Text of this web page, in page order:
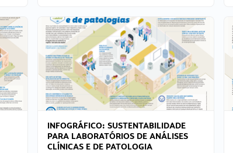
INFOGRÁFICO: SUSTENTABILIDADE
PARA LABORATÓRIOS DE ANÁLISES
CLÍNICAS E DE PATOLOGIA